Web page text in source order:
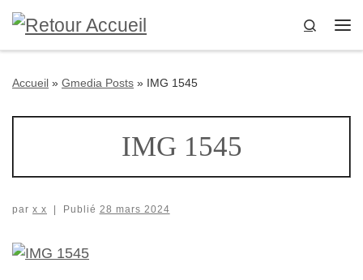
Passer au contenu
Search
Accueil » Gmedia Posts » IMG 1545
IMG 1545
par x x Publié 28 mars 2024